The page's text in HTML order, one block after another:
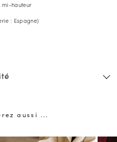
mi-hauteur
: Espagne)
aussi ...